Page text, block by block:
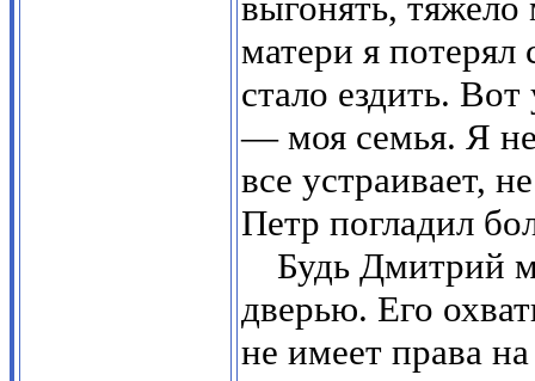
матери я потерял
стало ездить.
— моя семья. Я
все устраивает,
Петр погладил
Будь Дмитрий
дверью. Его
не имеет права